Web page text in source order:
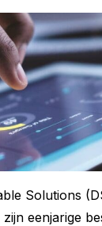
Solutions
eenjarige